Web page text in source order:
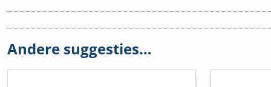
Diepte
142 mm
EMC-uitvoering
Andere suggesties…